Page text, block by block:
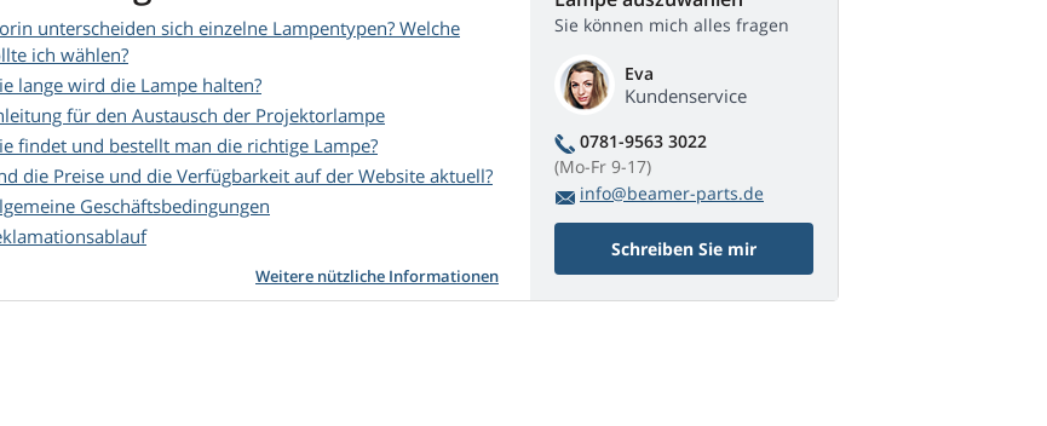
unterscheiden sich einzelne Lampentypen? Welche
ich wählen?
lange wird die Lampe halten?
für den Austausch der Projektorlampe
findet und bestellt man die richtige Lampe?
die Preise und die Verfügbarkeit auf der Website aktuell?
Geschäftsbedingungen
Weitere nützliche Informationen
Sie können mich alles fragen
Eva
Kundenservice
0781-9563 3022
(Mo-Fr 9-17)
info@beamer-parts.de
Schreiben Sie mir